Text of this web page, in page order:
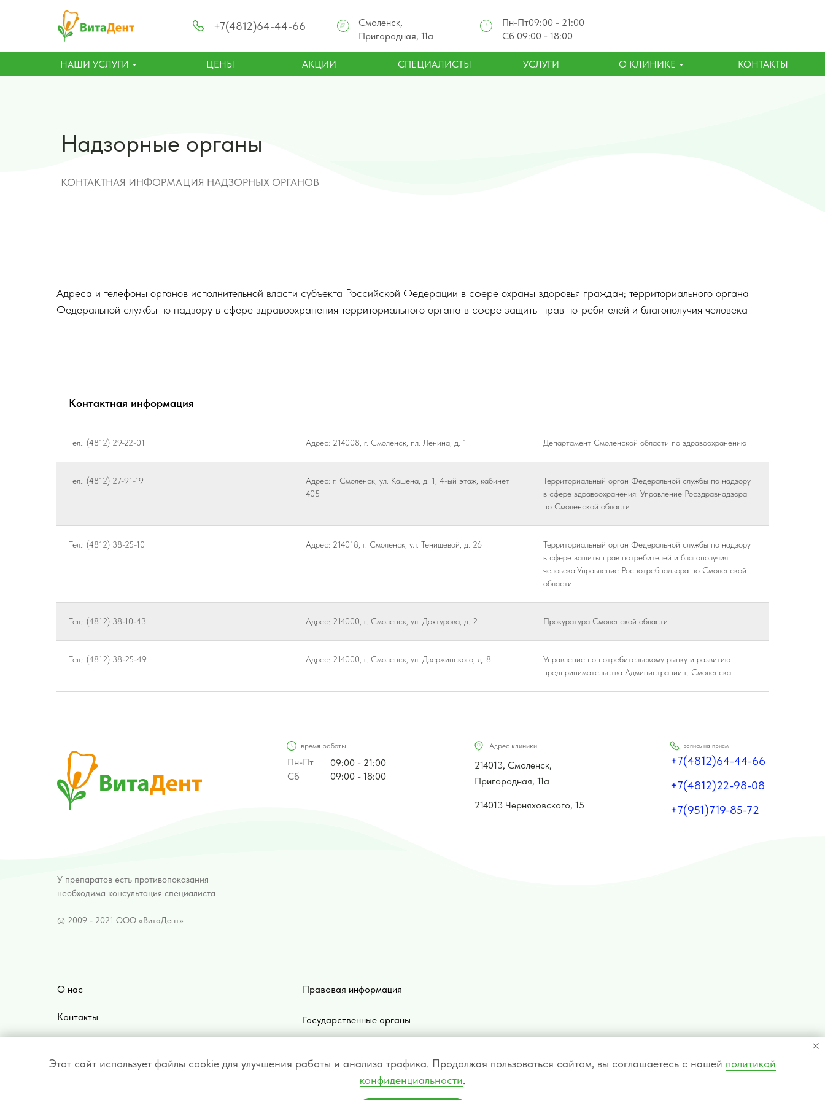
+7(4812)64-44-66
Смоленск,
Пригородная, 11а
Пн-Пт09:00 - 21:00
Сб 09:00 - 18:00
НАШИ УСЛУГИ ЦЕНЫ АКЦИИ СПЕЦИАЛИСТЫ О КЛИНИКЕ КОНТАКТЫ
УСЛУГИ
Надзорные органы
КОНТАКТНАЯ ИНФОРМАЦИЯ НАДЗОРНЫХ ОРГАНОВ
Адреса и телефоны органов исполнительной власти субъекта Российской Федерации в сфере охраны здоровья граждан; территориального органа
Федеральной службы по надзору в сфере здравоохранения территориального органа в сфере защиты прав потребителей и благополучия человека
Контактная информация
Тел.: (4812) 29-22-01 Адрес: 214008, г. Смоленск, пл. Ленина, д. 1 Департамент Смоленской области по здравоохранению
Тел.: (4812) 27-91-19
Адрес: г. Смоленск, ул. Кашена, д. 1, 4-ый этаж, кабинет
405
Территориальный орган Федеральной службы по надзору
в сфере здравоохранения: Управление Росздравнадзора
по Смоленской области
Тел.: (4812) 38-25-10 Адрес: 214018, г. Смоленск, ул. Тенишевой, д. 26
Территориальный орган Федеральной службы по надзору
в сфере защиты прав потребителей и благополучия
человека:Управление Роспотребнадзора по Смоленской
области.
Тел.: (4812) 38-10-43 Адрес: 214000, г. Смоленск, ул. Дохтурова, д. 2 Прокуратура Смоленской области
Тел.: (4812) 38-25-49 Адрес: 214000, г. Смоленск, ул. Дзержинского, д. 8
Управление по потребительскому рынку и развитию
предпринимательства Администрации г. Смоленска
время работы
Пн-Пт
09:00 - 21:00
Сб
09:00 - 18:00
Адрес клиники
214013, Смоленск,
Пригородная, 11а
214013 Черняховского, 15
запись на прием
+7(4812)64-44-66
+7(4812)22-98-08
+7(951)719-85-72
У препаратов есть противопоказания
необходима консультация специалиста
© 2009 - 2021 ООО «ВитаДент»
О нас
Контакты
Правовая информация
Государственные органы
Этот сайт использует файлы cookie для улучшения работы и анализа трафика. Продолжая пользоваться сайтом, вы соглашаетесь с нашей политикой
конфиденциальности.